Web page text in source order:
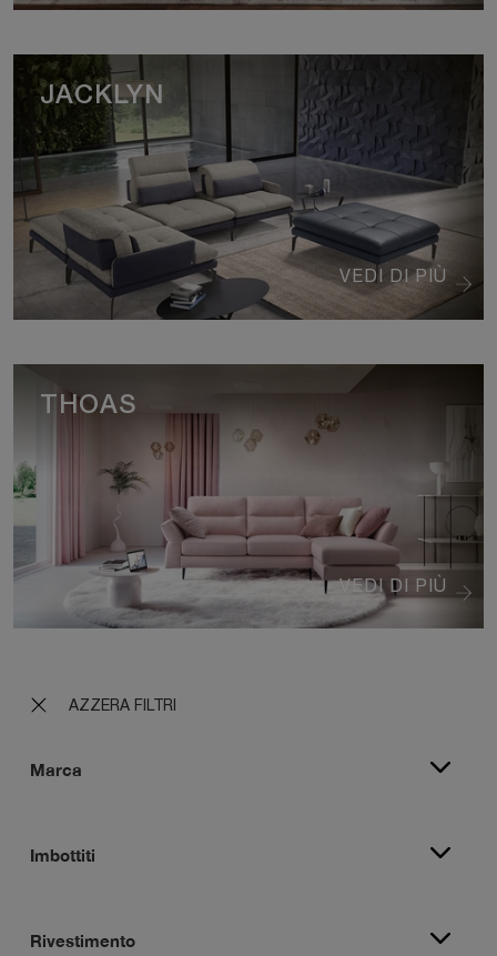
AZZERA FILTRI
Marca
Imbottiti
Rivestimento
VEDI DI PIÙ
JACKLYN
VEDI DI PIÙ
THOAS